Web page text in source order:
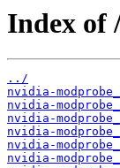
Index of
../
nvidia-
nvidia-
nvidia-
nvidia-
nvidia-
nvidia-